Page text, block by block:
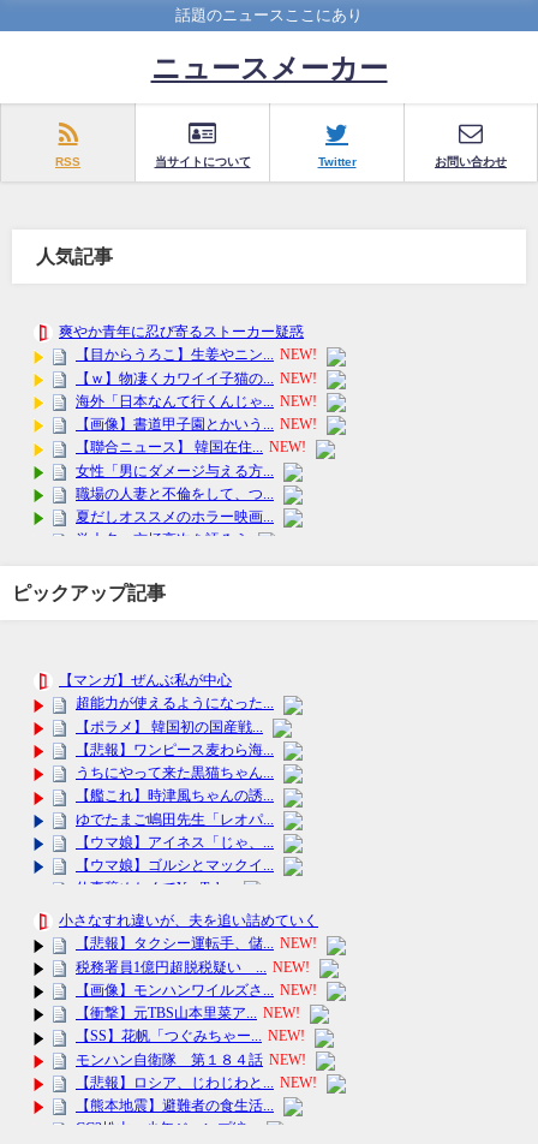
話題のニュースここにあり
ニュースメーカー
RSS 当サイトについて Twitter お問い合わせ
人気記事
ピックアップ記事